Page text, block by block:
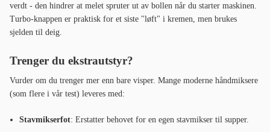
verdt - den hindrer at melet spruter ut av bollen når du starter maskinen.
Turbo-knappen er praktisk for et siste "løft" i kremen, men brukes
sjelden til deig.
Trenger du ekstrautstyr?
Vurder om du trenger mer enn bare visper. Mange moderne håndmiksere
(som flere i vår test) leveres med:
Stavmikserfot: Erstatter behovet for en egen stavmikser til supper.